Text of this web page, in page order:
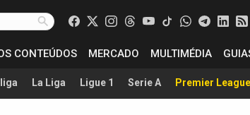
CONTEÚDOS MERCADO MULTIMÉDIA
La Liga Ligue 1 Serie A Premier League